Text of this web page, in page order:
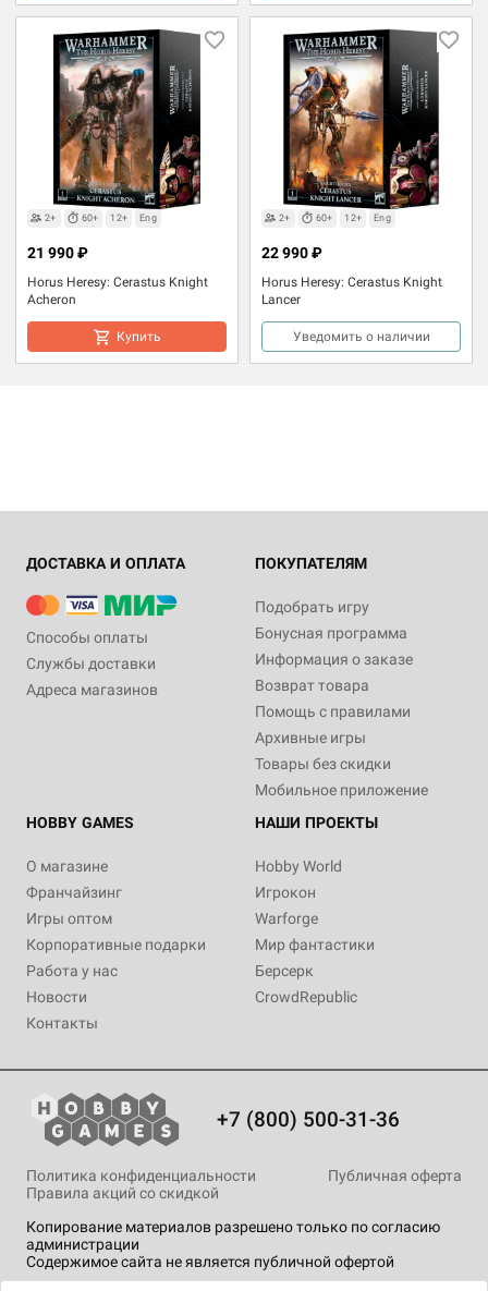
2+ 60+ 12+ Eng
Horus Heresy: Cerastus Knight
Acheron
21 990 ₽
Купить
2+ 60+ 12+ Eng
Horus Heresy: Cerastus Knight
Lancer
22 990 ₽
Уведомить о наличии
ДОСТАВКА И ОПЛАТА
Способы оплаты
Службы доставки
Адреса магазинов
ПОКУПАТЕЛЯМ
Подобрать игру
Бонусная программа
Информация о заказе
Возврат товара
Помощь с правилами
Архивные игры
Товары без скидки
Мобильное приложение
HOBBY GAMES
О магазине
Франчайзинг
Игры оптом
Корпоративные подарки
Работа у нас
Новости
Контакты
НАШИ ПРОЕКТЫ
Hobby World
Игрокон
Warforge
Мир фантастики
Берсерк
CrowdRepublic
+7 (800) 500-31-36
Копирование материалов разрешено только по согласию
администрации
Содержимое сайта не является публичной офертой
Политика конфиденциальности
Публичная оферта
Правила акций со скидкой